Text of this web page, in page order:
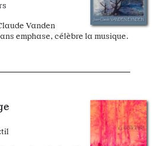
Vanden
emphase, célèbre la musique.